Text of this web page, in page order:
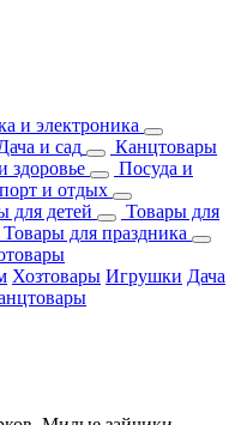
и электроника
и сад
Канцтовары
здоровье
Посуда и
и отдых
для детей
Товары для
Товары для праздника
Хозтовары Игрушки Дача